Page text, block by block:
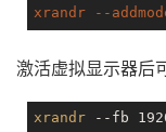
xrandr
--
激活虚拟显示器后
xrandr